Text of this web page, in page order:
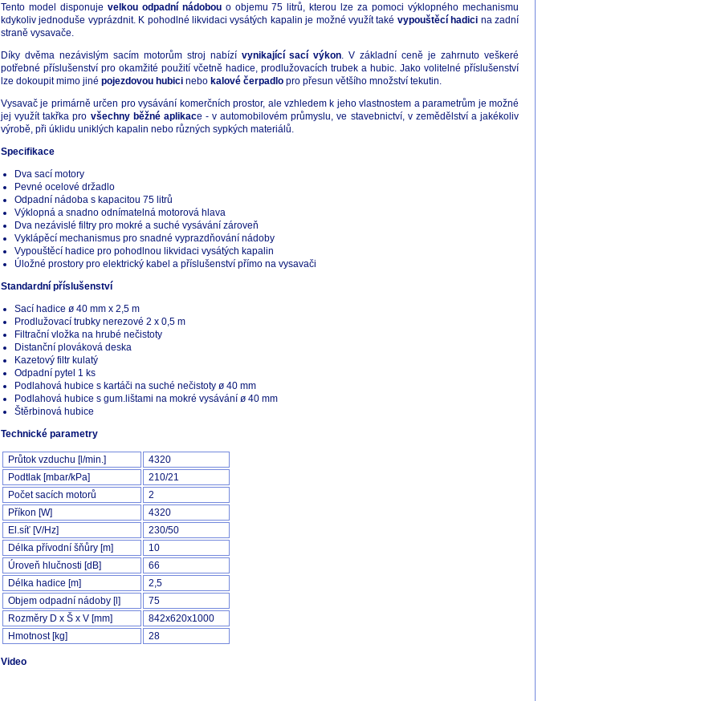
Tento model disponuje velkou odpadní nádobouo objemu 75 litrů, kterou lze za pomoci výklopného mechanismu
kdykoliv jednoduše vyprázdnit. K pohodlné likvidaci vysátých kapalin je možné využít také vypouštěcí hadici na zadní
straně vysavače.
Díky dvěma nezávislým sacím motorům stroj nabízí vynikající sací výkon. V základní ceně je zahrnuto veškeré
potřebné příslušenství pro okamžité použití včetně hadice, prodlužovacích trubek a hubic. Jako volitelné příslušenství
lze dokoupit mimo jiné pojezdovou hubici nebo kalové čerpadlo pro přesun většího množství tekutin.
Vysavač je primárně určen pro vysávání komerčních prostor, ale vzhledem k jeho vlastnostem a parametrům je možné
jej využít takřka pro všechny běžné aplikace - v automobilovém průmyslu, ve stavebnictví, v zemědělství a jakékoliv
výrobě, při úklidu uniklých kapalin nebo různých sypkých materiálů.
Specifikace
Dva sací motory
Pevné ocelové držadlo
Odpadní nádoba s kapacitou 75 litrů
Výklopná a snadno odnímatelná motorová hlava
Dva nezávislé filtry pro mokré a suché vysávání zároveň
Vyklápěcí mechanismus pro snadné vyprazdňování nádoby
Vypouštěcí hadice pro pohodlnou likvidaci vysátých kapalin
Úložné prostory pro elektrický kabel a příslušenství přímo na vysavači
Standardní příslušenství
Sací hadice ø 40 mm x 2,5 m
Prodlužovací trubky nerezové 2 x 0,5 m
Filtrační vložka na hrubé nečistoty
Distanční plováková deska
Kazetový filtr kulatý
Odpadní pytel 1 ks
Podlahová hubice s kartáči na suché nečistoty ø 40 mm
Podlahová hubice s gum.lištami na mokré vysávání ø 40 mm
Štěrbinová hubice
Technické parametry
Průtok vzduchu [l/min.]
4320
Podtlak [mbar/kPa]
210/21
Počet sacích motorů
2
Příkon [W]
4320
El.síť [V/Hz]
230/50
Délka přívodní šňůry [m]
10
Úroveň hlučnosti [dB]
66
Délka hadice [m]
2,5
Objem odpadní nádoby [l]
75
Rozměry D x Š x V [mm]
842x620x1000
Hmotnost [kg]
28
Video